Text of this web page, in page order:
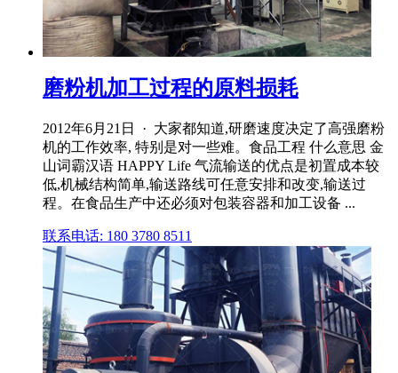
磨粉机加工过程的原料损耗
2012年6月21日 · 大家都知道,研磨速度决定了高强磨粉
机的工作效率, 特别是对一些难。食品工程 什么意思 金
山词霸汉语 HAPPY Life 气流输送的优点是初置成本较
低,机械结构简单,输送路线可任意安排和改变,输送过
程。在食品生产中还必须对包装容器和加工设备 ...
联系电话: 180 3780 8511